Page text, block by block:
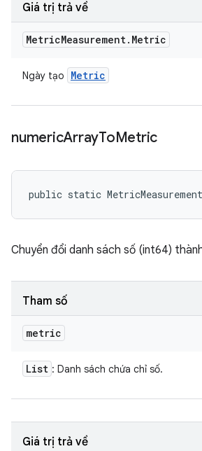
Giá trị trả về
MetricMeasurement. Metric
Ngày tạo Metric
numericArrayToMetric
public static
Chuyển đổi danh sách số (int64)
Tham số
metric
List : Danh sách chứa chỉ số.
Giá trị trả về